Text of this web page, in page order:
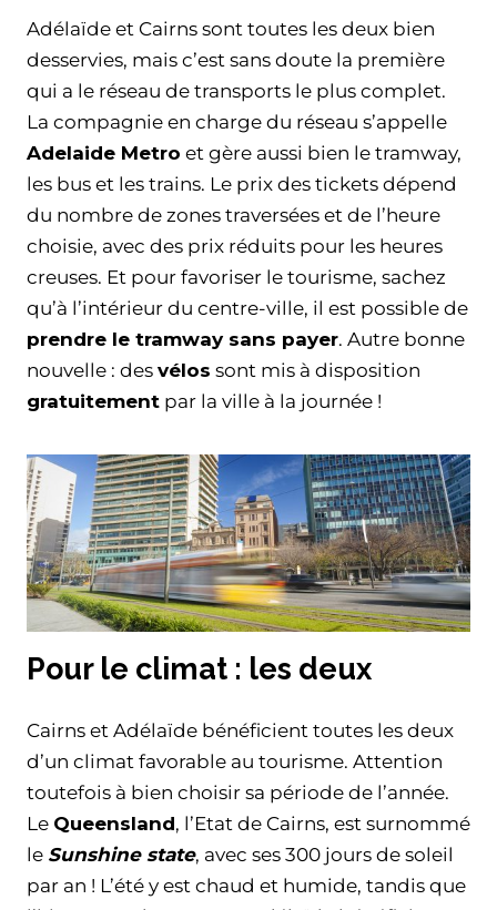
Adélaïde et Cairns sont toutes les deux bien
desservies, mais c’est sans doute la première
qui a le réseau de transports le plus complet.
La compagnie en charge du réseau s’appelle
Adelaide Metro et gère aussi bien le tramway,
les bus et les trains. Le prix des tickets dépend
du nombre de zones traversées et de l’heure
choisie, avec des prix réduits pour les heures
creuses. Et pour favoriser le tourisme, sachez
qu’à l’intérieur du centre-ville, il est possible de
prendre le tramway sans payer. Autre bonne
nouvelle : des vélos sont mis à disposition
gratuitement par la ville à la journée !
Pour le climat : les deux
Cairns et Adélaïde bénéficient toutes les deux
d’un climat favorable au tourisme. Attention
toutefois à bien choisir sa période de l’année.
Le Queensland, l’Etat de Cairns, est surnommé
le Sunshine state, avec ses 300 jours de soleil
par an ! L’été y est chaud et humide, tandis que